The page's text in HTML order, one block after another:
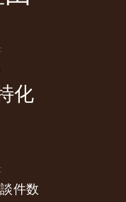
化
件数